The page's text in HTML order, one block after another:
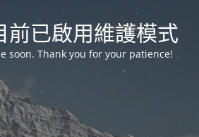
前已啟用維護模式
soon. Thank you for your patience!